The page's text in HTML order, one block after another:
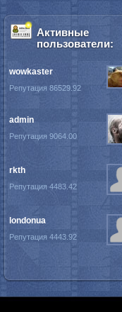
Активные
пользователи:
wowkaster
Репутация 86529.92
admin
Репутация 9064.00
rkth
Репутация 4483.42
londonua
Репутация 4443.92